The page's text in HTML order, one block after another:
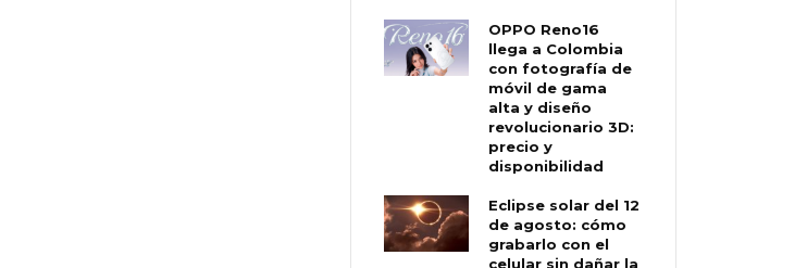
OPPO Reno16
llega a Colombia
con fotografía de
móvil de gama
alta y diseño
revolucionario 3D:
precio y
disponibilidad
Eclipse solar del 12
de agosto: cómo
grabarlo con el
celular sin dañar la